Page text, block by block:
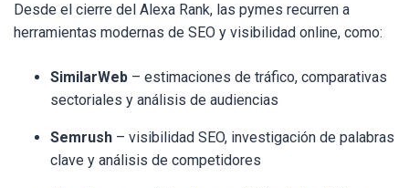
Desde el cierre del Alexa Rank, las pymes recurren a
herramientas modernas de SEO y visibilidad online, como:
SimilarWeb – estimaciones de tráfico, comparativas
sectoriales y análisis de audiencias
Semrush – visibilidad SEO, investigación de palabras
clave y análisis de competidores